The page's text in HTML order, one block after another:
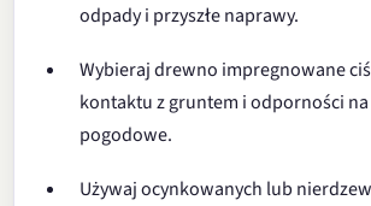
odpady i przyszłe naprawy.
Wybieraj drewno impregnowane
kontaktu z gruntem i odporności
pogodowe.
Używaj ocynkowanych lub